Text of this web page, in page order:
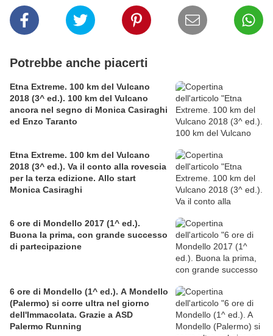
Potrebbe anche piacerti
Etna Extreme. 100 km del Vulcano
2018 (3^ ed.). 100 km del Vulcano
ancora nel segno di Monica Casiraghi
ed Enzo Taranto
Etna Extreme. 100 km del Vulcano
2018 (3^ ed.). Va il conto alla rovescia
per la terza edizione. Allo start
Monica Casiraghi
6 ore di Mondello 2017 (1^ ed.).
Buona la prima, con grande successo
di partecipazione
6 ore di Mondello (1^ ed.). A Mondello
(Palermo) si corre ultra nel giorno
dell'Immacolata. Grazie a ASD
Palermo Running